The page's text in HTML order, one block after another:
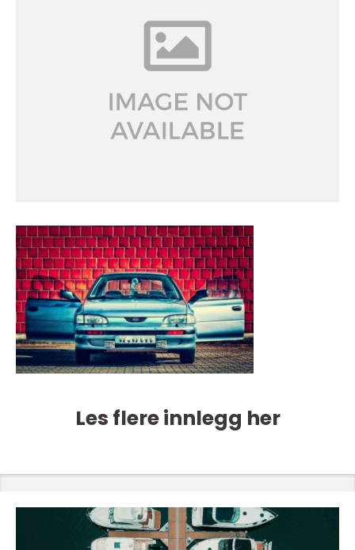
Les flere innlegg her